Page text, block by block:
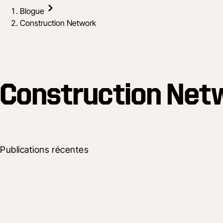
Blogue
Construction Network
Construction
Publications récentes